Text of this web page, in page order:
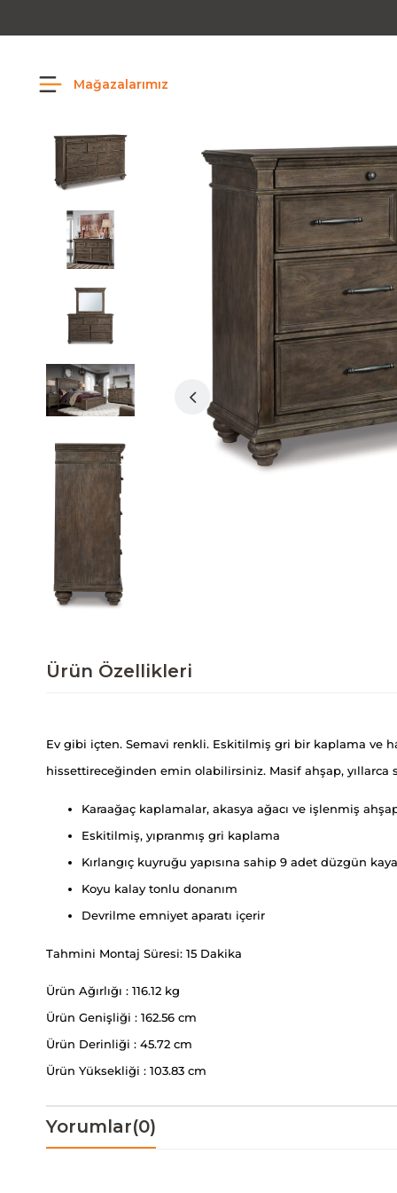
Mağazalarımız
Ürün Özellikleri
Ev gibi içten. Semavi renkli. Eskitilmiş gri bir kaplama ve
hissettireceğinden emin olabilirsiniz. Masif ahşap,
Karaağaç kaplamalar, akasya ağacı ve işlenmiş
Eskitilmiş, yıpranmış gri kaplama
Kırlangıç ​​kuyruğu yapısına sahip 9 adet düzgün
Koyu kalay tonlu donanım
Devrilme emniyet aparatı içerir
Tahmini Montaj Süresi: 15 Dakika
Ürün Ağırlığı : 116.12 kg
Ürün Genişliği : 162.56 cm
Ürün Derinliği : 45.72 cm
Ürün Yüksekliği : 103.83 cm
Yorumlar(0)